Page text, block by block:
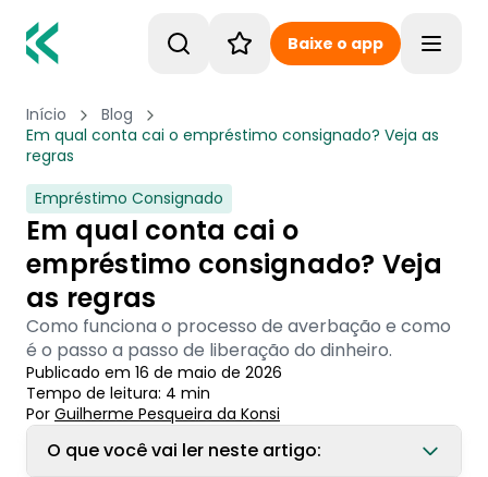
Baixe o app
Início
Blog
Em qual conta cai o empréstimo consignado? Veja as
regras
Empréstimo Consignado
Em qual conta cai o
empréstimo consignado? Veja
as regras
Como funciona o processo de averbação e como
é o passo a passo de liberação do dinheiro.
Publicado em 16 de maio de 2026
Tempo de leitura: 4 min
Por Guilherme Pesqueira da Konsi
O que você vai ler neste artigo: